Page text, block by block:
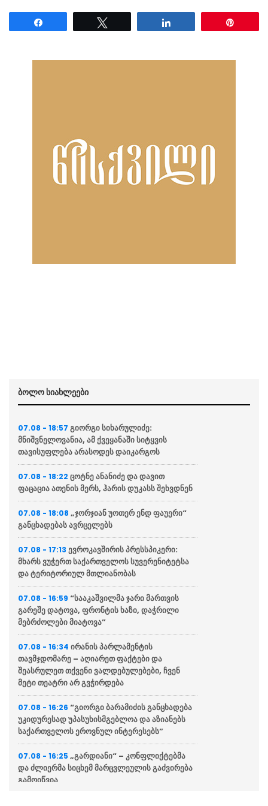
ბოლო სიახლეები
07.08 - 18:57 გიორგი სიხარულიძე:
მნიშვნელოვანია, ამ ქვეყანაში სიტყვის
თავისუფლება არასოდეს დაიკარგოს
07.08 - 18:22 ცოტნე ანანიძე და დავით
ფაცაცია ათენის მერს, ჰარის დუკასს შეხვდნენ
07.08 - 18:08 „ჯორჯიან უოთერ ენდ ფაუერი“
განცხადებას ავრცელებს
07.08 - 17:13 ევროკავშირის პრესსპიკერი:
მხარს ვუჭერთ საქართველოს სუვერენიტეტსა
და ტერიტორიულ მთლიანობას
07.08 - 16:59 “სააკაშვილმა ჯარი მართვის
გარეშე დატოვა, ფრონტის ხაზი, დაჭრილი
მებრძოლები მიატოვა”
07.08 - 16:34 ირანის პარლამენტის
თავმჯდომარე – აღიარეთ ფაქტები და
შეასრულეთ თქვენი ვალდებულებები, ჩვენ
მეტი თეატრი არ გვჭირდება
07.08 - 16:26 “გიორგი ბარამიძის განცხადება
უკიდურესად უპასუხისმგებლოა და აზიანებს
საქართველოს ეროვნულ ინტერესებს”
07.08 - 16:25 „გარდიანი“ – კონფლიქტებმა
და ძლიერმა სიცხემ მარცვლეულის გაძვირება
გამოიწვია